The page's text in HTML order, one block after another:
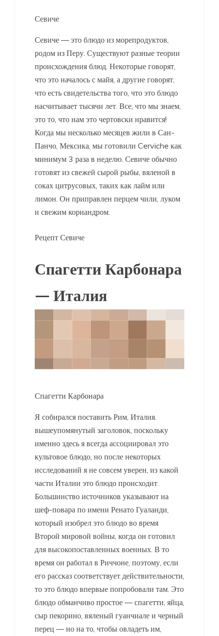
Севиче
Севиче — это блюдо из морепродуктов,
родом из Перу. Существуют разные теории
происхождения блюд. Некоторые говорят,
что это началось с майя, а другие говорят,
что есть свидетельства того, что это блюдо
насчитывает тысячи лет. Все, что мы знаем,
это то, что нам это чертовски нравится!
Когда мы несколько месяцев жили в Сан-
Панчо, Мексика, мы готовили Cerviche как
минимум 3 раза в неделю. Севиче обычно
готовят из свежей сырой рыбы, вяленой в
соках цитрусовых, таких как лайм или
лимон. Он приправлен перцем чили, луком
и свежим кориандром.
Рецепт Севиче
Спагетти Карбонара
— Италия
Спагетти Карбонара
Я собирался поставить Рим, Италия.
вышеупомянутый заголовок, поскольку
именно здесь я всегда ассоциировал это
культовое блюдо, но после некоторых
исследований я не совсем уверен, из какой
части Италии это блюдо происходит.
Большинство источников указывают на
шеф-повара по имени Ренато Гуаланди,
который изобрел это блюдо во время
Второй мировой войны, когда он готовил
для высокопоставленных военных. В то
время он работал в Риччоне, поэтому, если
его рассказ соответствует действительности,
то это блюдо впервые попробовали там. Это
блюдо обманчиво простое — спагетти, яйца,
сыр пекорино, вяленый гуанчиале и черный
перец — но на то, чтобы овладеть им,